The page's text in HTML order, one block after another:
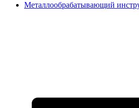
Металлообрабатывающий